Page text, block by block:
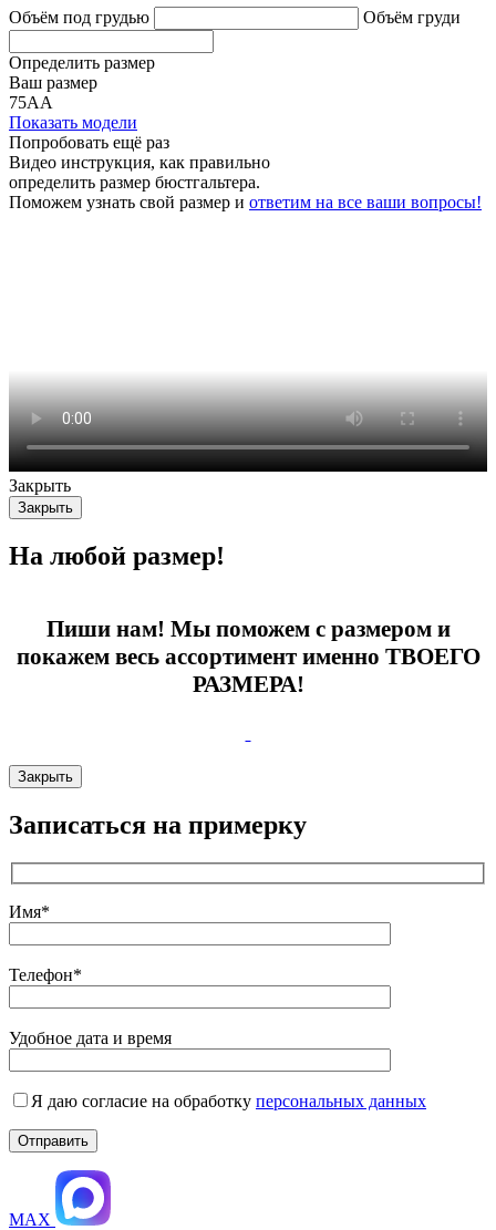
Объём под грудью Объём груди
Определить размер
Ваш размер
75АА
Показать модели
Попробовать ещё раз
Видео инструкция, как правильно
определить размер бюстгальтера.
Поможем узнать свой размер и ответим на все ваши вопросы!
Закрыть
Закрыть
На любой размер!
Пиши нам! Мы поможем с размером и
покажем весь ассортимент именно ТВОЕГО
РАЗМЕРА!
Закрыть
Записаться на примерку
Имя*
Телефон*
Удобное дата и время
Я даю согласие на обработку персональных данных
MAX